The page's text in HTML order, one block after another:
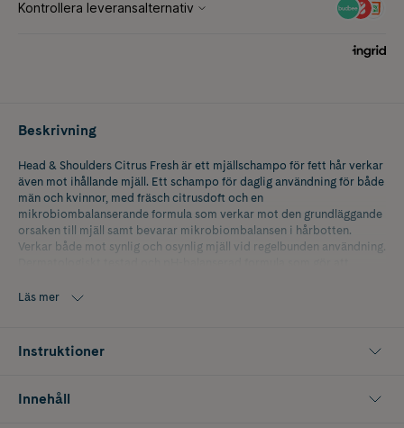
Beskrivning
Head & Shoulders Citrus Fresh är ett mjällschampo för fett hår verkar
även mot ihållande mjäll. Ett schampo för daglig användning för både
män och kvinnor, med fräsch citrusdoft och en
mikrobiombalanserande formula som verkar mot den grundläggande
orsaken till mjäll samt bevarar mikrobiombalansen i hårbotten.
Verkar både mot synlig och osynlig mjäll vid regelbunden användning.
Läs mer
Instruktioner
Innehåll